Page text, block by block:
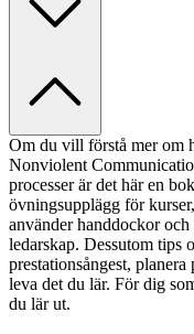
Om du vill förstå mer om
Nonviolent
processer är det här en
övningsupplägg för
använder handdockor
ledarskap. Dessutom tips
prestationsångest,
leva det du lär. För dig
du lär ut.